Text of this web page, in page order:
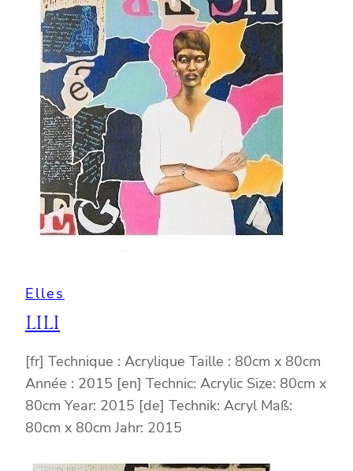
Elles
LILI
[fr] Technique : Acrylique Taille : 80cm x 80cm
Année : 2015 [en] Technic: Acrylic Size: 80cm x
80cm Year: 2015 [de] Technik: Acryl Maß:
80cm x 80cm Jahr: 2015